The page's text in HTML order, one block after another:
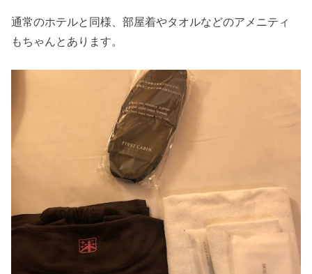
通常のホテルと同様、部屋着やタオルなどのアメニティ
もちゃんとあります。